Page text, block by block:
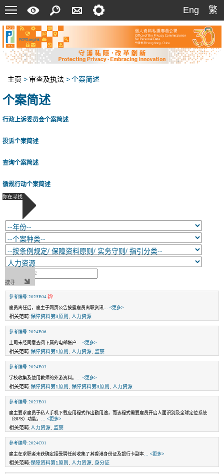
菜
单
速
指
南
索
络
我
定
Eng
繁
繁
主页 > 审查及执法 >个案简述
个案简述
行政上诉委员会个案简述
投诉个案简述
查询个案简述
循规行动个案简述
你在寻找
参考编号:2025E04新!
雇员离任后，雇主于网页公告披露雇员离职资讯 ... <更多>
相关范畴:保障资料第3原则 人力资源
参考编号:2024E06
上司未经同意查阅下属的电邮帐户 ... <更多>
相关范畴:保障资料第1原则 人力资源 监察
参考编号:2024E03
学校收集及使用教师的外游资料。 ... <更多>
相关范畴:保障资料第1原则 保障资料第3原则 人力资源
参考编号:2023E01
雇主要求雇员于私人手机下载应用程式作出勤用途，而该程式需要雇员开启人面识别及全球定位系统
（GPS）功能。
... <更多>
相关范畴:人力资源 监察
参考编号:2024C01
雇主在求职者未获确定接受聘任前收集了其香港身份证及银行卡副本 ... <更多>
相关范畴:保障资料第1原则 人力资源 身分证